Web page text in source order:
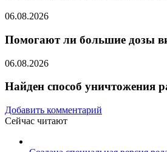
06.08.2026
Помогают ли большие дозы
06.08.2026
Найден способ уничтожения
Добавить комментарий
Сейчас читают